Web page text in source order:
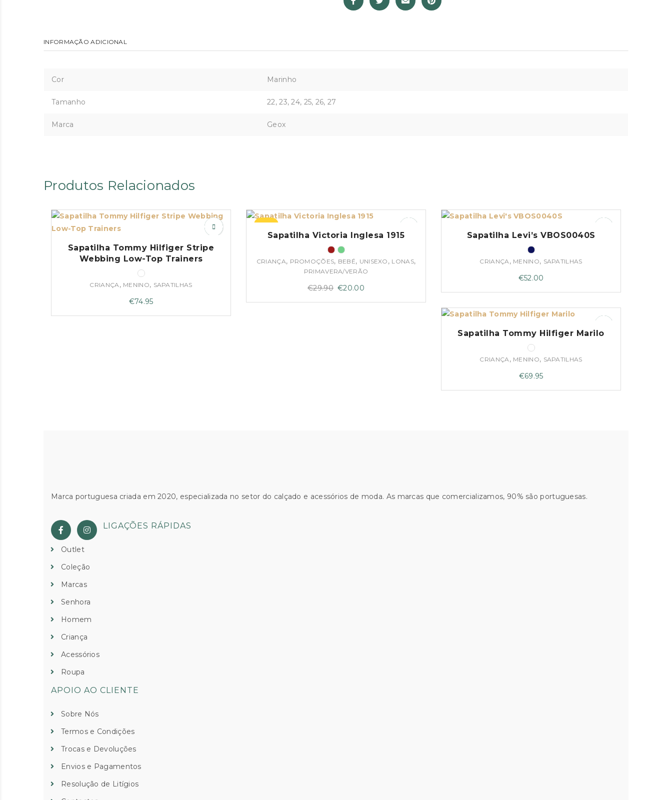
INFORMAÇÃO ADICIONAL
Cor Marinho
Tamanho 22, 23, 24, 25, 26, 27
Marca Geox
Produtos Relacionados
Sapatilha Tommy Hilfiger Stripe
Webbing Low-Top Trainers
CRIANÇA, MENINO, SAPATILHAS
€74.95
–33%
Sapatilha Victoria Inglesa 1915
CRIANÇA, PROMOÇÕES, BEBÉ, UNISEXO , LONAS,
PRIMAVERA/VERÃO
€29.90 O
preço
€20.00
preço
Sapatilha Levi’s VBOS0040S
CRIANÇA, MENINO, SAPATILHAS
€52.00
Sapatilha Tommy Hilfiger Marilo
CRIANÇA, MENINO, SAPATILHAS
€69.95
Marca portuguesa criada em 2020, especializada no setor do calçado e acessórios de moda. As marcas que comercializamos, 90% são portuguesas.
LIGAÇÕES RÁPIDAS
Outlet
Coleção
Marcas
Senhora
Homem
Criança
Acessórios
Roupa
APOIO AO CLIENTE
Sobre Nós
Termos e Condições
Trocas e Devoluções
Envios e Pagamentos
Resolução de Litígios